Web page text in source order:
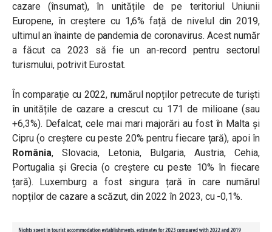
cazare (însumat), în unitățile de pe teritoriul Uniunii
Europene, în creștere cu 1,6% față de nivelul din 2019,
ultimul an înainte de pandemia de coronavirus. Acest număr
a făcut ca 2023 să fie un an-record pentru sectorul
turismului, potrivit Eurostat.
În comparație cu 2022, numărul nopților petrecute de turiști
în unitățile de cazare a crescut cu 171 de milioane (sau
+6,3%). Defalcat, cele mai mari majorări au fost în Malta și
Cipru (o creștere cu peste 20% pentru fiecare țară), apoi în
România, Slovacia, Letonia, Bulgaria, Austria, Cehia,
Portugalia și Grecia (o creștere cu peste 10% în fiecare
țară). Luxemburg a fost singura țară în care numărul
nopților de cazare a scăzut, din 2022 în 2023, cu -0,1%.